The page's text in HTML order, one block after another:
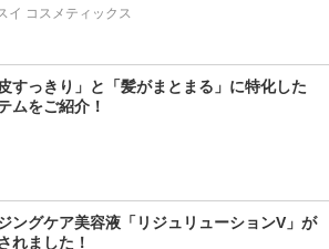
イ コスメティックス
皮すっきり」と「髪がまとまる」に特化した
ムをご紹介！
ングケア美容液「リジュリューションV」が
れました！